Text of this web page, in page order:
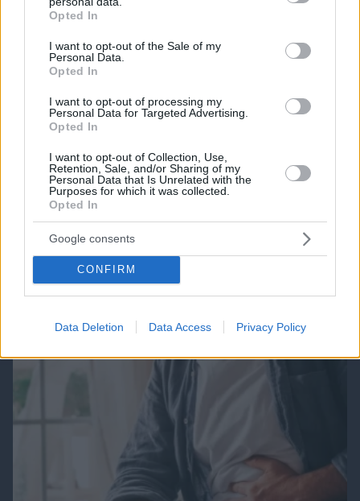
grant or deny consent to Google and its third-party tags to
use your data for below specified purposes in below Google
consent section.
Opted In
I want to opt-out of the Sale of my
Personal Data.
Opted In
I want to opt-out of processing my
Personal Data for Targeted Advertising.
Opted In
I want to opt-out of Collection, Use,
Retention, Sale, and/or Sharing of my
Personal Data that Is Unrelated with the
Purposes for which it was collected.
Opted In
Google consents
CONFIRM
Data Deletion Data Access Privacy Policy
Cut The Rope Candy
ΔΕΙΤΕ ΟΛΑ ΤΑ GAMES
Best of Network